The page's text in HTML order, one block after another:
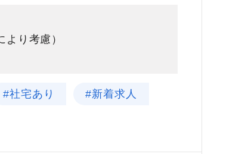
り考慮）
#社宅あり #新着求人